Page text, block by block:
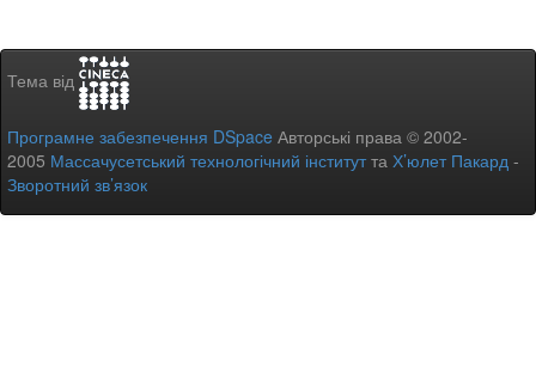
Тема від
Програмне забезпечення DSpace Авторські права © 2002-
2005 Массачусетський технологічний інститутта Х’юлет Пакард -
Зворотний зв’язок